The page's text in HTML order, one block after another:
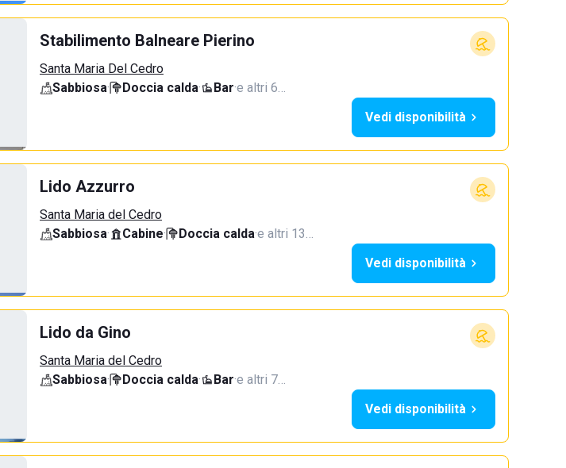
Stabilimento Balneare Pierino
Santa Maria Del Cedro
Sabbiosa· Doccia calda· Bar·e altri 6…
Vedi disponibilità
Lido Azzurro
Santa Maria del Cedro
Sabbiosa· Cabine· Doccia calda·e altri 13…
Vedi disponibilità
Lido da Gino
Santa Maria del Cedro
Sabbiosa· Doccia calda· Bar·e altri 7…
Vedi disponibilità